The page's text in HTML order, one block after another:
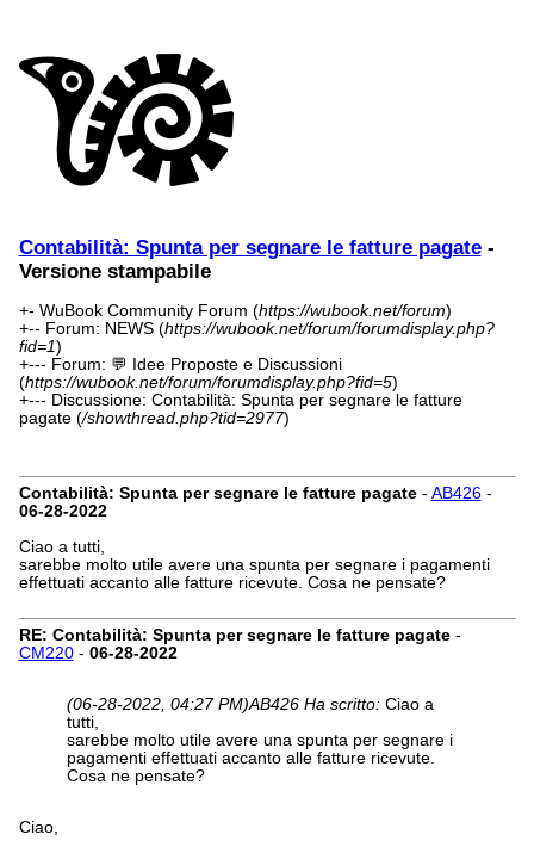
Contabilità: Spunta per segnare le fatture pagate-
Versione stampabile
+- WuBook Community Forum (https://wubook.net/forum)
+-- Forum: NEWS (https://wubook.net/forum/forumdisplay.php?
fid=1)
+--- Forum: 💬 Idee Proposte e Discussioni
(https://wubook.net/forum/forumdisplay.php?fid=5)
+--- Discussione: Contabilità: Spunta per segnare le fatture
pagate (/showthread.php?tid=2977)
Contabilità: Spunta per segnare le fatture pagate- AB426-
06-28-2022
Ciao a tutti,
sarebbe molto utile avere una spunta per segnare i pagamenti
effettuati accanto alle fatture ricevute. Cosa ne pensate?
RE: Contabilità: Spunta per segnare le fatture pagate-
CM220- 06-28-2022
(06-28-2022, 04:27 PM)AB426 Ha scritto: Ciao a
tutti,
sarebbe molto utile avere una spunta per segnare i
pagamenti effettuati accanto alle fatture ricevute.
Cosa ne pensate?
Ciao,